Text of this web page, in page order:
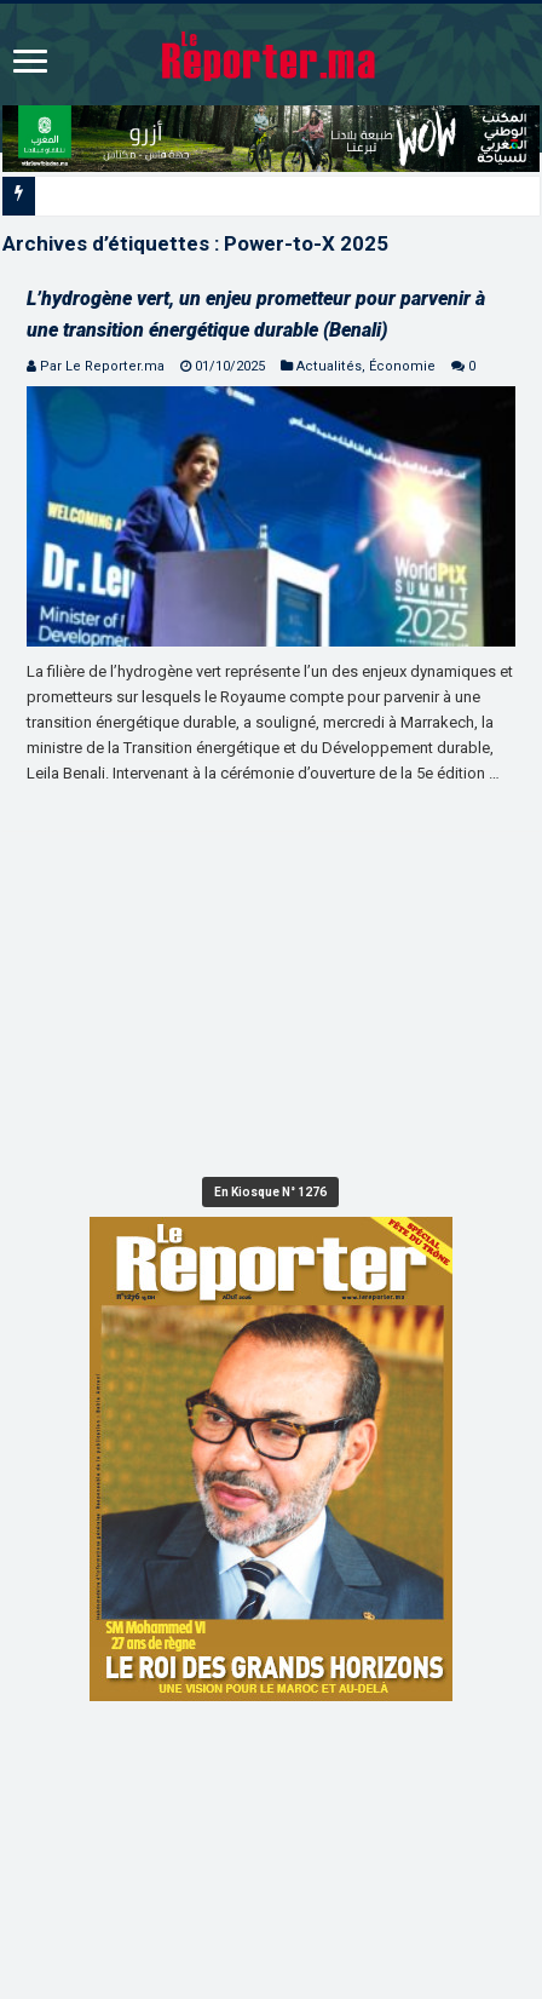
Archives d’étiquettes : Power-to-X 2025
L’hydrogène vert, un enjeu prometteur pour parvenir à
une transition énergétique durable (Benali)
Par Le Reporter.ma 01/10/2025 Actualités, Économie 0
La filière de l’hydrogène vert représente l’un des enjeux dynamiques et
prometteurs sur lesquels le Royaume compte pour parvenir à une
transition énergétique durable, a souligné, mercredi à Marrakech, la
ministre de la Transition énergétique et du Développement durable,
Leila Benali. Intervenant à la cérémonie d’ouverture de la 5e édition …
En Kiosque N° 1276